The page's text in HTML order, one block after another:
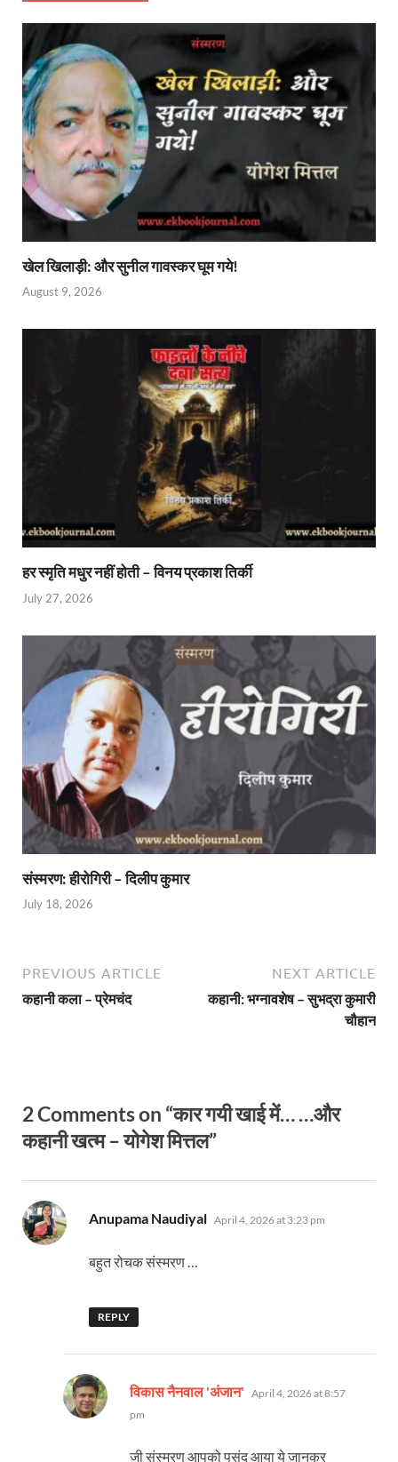
खेल खिलाड़ी: और सुनील गावस्कर घूम गये!
August 9, 2026
हर स्मृति मधुर नहीं होती – विनय प्रकाश तिर्की
July 27, 2026
संस्मरण: हीरोगिरी – दिलीप कुमार
July 18, 2026
PREVIOUS ARTICLE
कहानी कला – प्रेमचंद
NEXT ARTICLE
कहानी: भग्नावशेष – सुभद्रा कुमारी
चौहान
2 Comments on “कार गयी खाई में… …और
कहानी खत्म – योगेश मित्तल”
Anupama Naudiyal says:
April 4, 2026 at 3:23 pm
बहुत रोचक संस्मरण …
REPLY
विकास नैनवाल 'अंजान' says:
April 4, 2026 at 8:57
pm
जी संस्मरण आपको पसंद आया ये जानकर